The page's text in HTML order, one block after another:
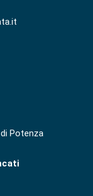
Potenza